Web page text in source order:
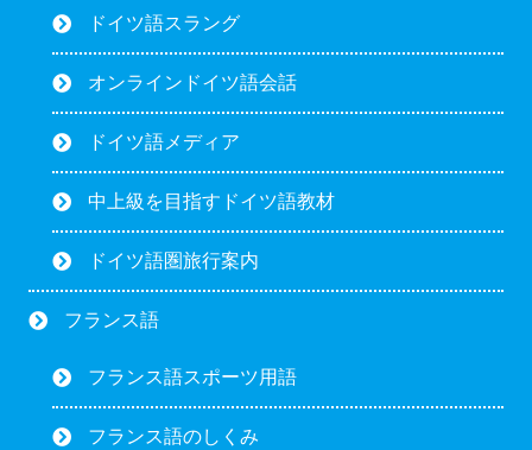
ドイツ語スラング
オンラインドイツ語会話
ドイツ語メディア
中上級を目指すドイツ語教材
ドイツ語圏旅行案内
フランス語
フランス語スポーツ用語
フランス語のしくみ